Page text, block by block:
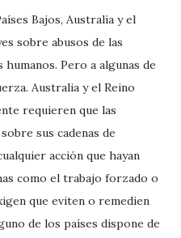
Bajos, Australia y el
sobre abusos de las
Pero a algunas de
Australia y el Reino
requieren que las
sus cadenas de
acción que hayan
como el trabajo forzado o
que eviten o remedien
de los países dispone de